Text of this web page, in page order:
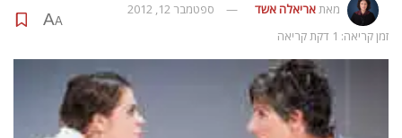
מאתאריאלה אשד
ספטמבר 12, 2012
זמן קריאה: 1 דקת קריאה
A
A